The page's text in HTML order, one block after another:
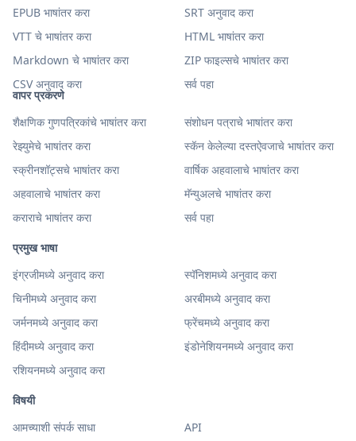
वापर प्रकरणे
शैक्षणिक गुणपत्रिकांचे भाषांतर करा
संशोधन पत्राचे भाषांतर करा
रेझ्युमेचे भाषांतर करा
स्कॅन केलेल्या दस्तऐवजाचे भाषांतर करा
स्क्रीनशॉट्सचे भाषांतर करा
वार्षिक अहवालाचे भाषांतर करा
अहवालाचे भाषांतर करा
मॅन्युअलचे भाषांतर करा
कराराचे भाषांतर करा
सर्व पहा
प्रमुख भाषा
इंग्रजीमध्ये अनुवाद करा
स्पॅनिशमध्ये अनुवाद करा
चिनीमध्ये अनुवाद करा
अरबीमध्ये अनुवाद करा
जर्मनमध्ये अनुवाद करा
फ्रेंचमध्ये अनुवाद करा
हिंदीमध्ये अनुवाद करा
इंडोनेशियनमध्ये अनुवाद करा
रशियनमध्ये अनुवाद करा
EPUB भाषांतर करा
SRT अनुवाद करा
VTT चे भाषांतर करा
HTML भाषांतर करा
Markdown चे भाषांतर करा
ZIP फाइल्सचे भाषांतर करा
CSV अनुवाद करा
सर्व पहा
विषयी
आमच्याशी संपर्क साधा
API